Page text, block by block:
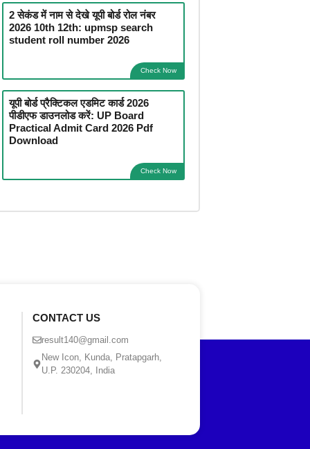
2 सेकंड में नाम से देखे यूपी बोर्ड रोल नंबर
2026 10th 12th: upmsp search
student roll number 2026
Check Now
यूपी बोर्ड प्रैक्टिकल एडमिट कार्ड 2026
पीडीएफ डाउनलोड करें: UP Board
Practical Admit Card 2026 Pdf
Download
Check Now
CONTACT US
result140@gmail.com
New Icon, Kunda, Pratapgarh,
U.P. 230204, India